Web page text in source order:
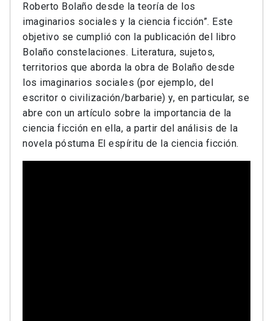
Roberto Bolaño desde la teoría de los
imaginarios sociales y la ciencia ficción”. Este
objetivo se cumplió con la publicación del libro
Bolaño constelaciones. Literatura, sujetos,
territorios que aborda la obra de Bolaño desde
los imaginarios sociales (por ejemplo, del
escritor o civilización/barbarie) y, en particular, se
abre con un artículo sobre la importancia de la
ciencia ficción en ella, a partir del análisis de la
novela póstuma El espíritu de la ciencia ficción.